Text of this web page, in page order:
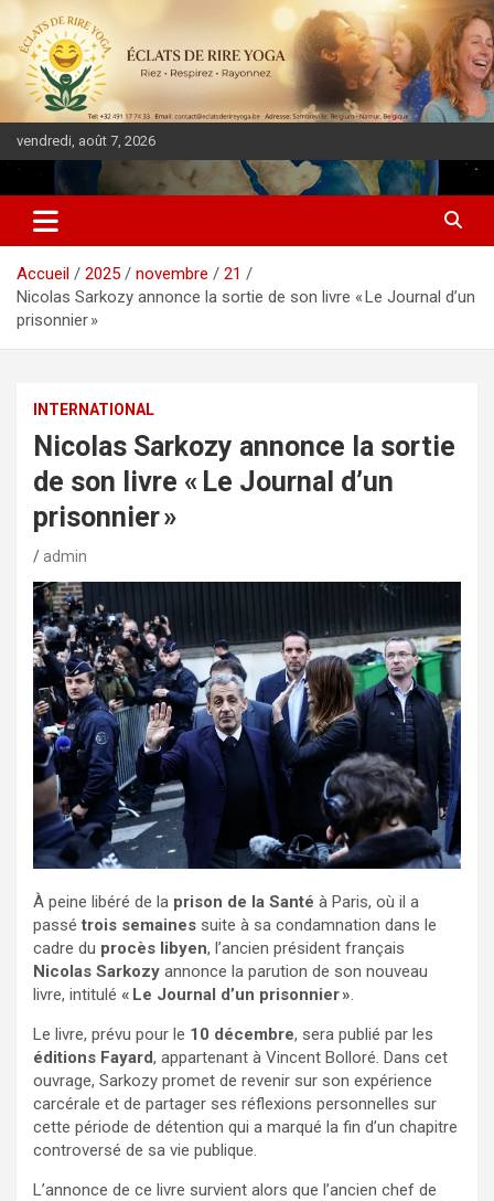
vendredi, août 7, 2026
DIASPORA PULSE
Accueil 2025 novembre
21
Nicolas Sarkozy annonce la sortie de son livre « Le Journal d’un
prisonnier »
INTERNATIONAL
Nicolas Sarkozy annonce la sortie
de son livre « Le Journal d’un
prisonnier »
admin
À peine libéré de la prison de la Santé à Paris, où il a
passétrois semaines suite à sa condamnation dans le
cadre du procès libyen, l’ancien président français
Nicolas Sarkozy annonce la parution de son nouveau
livre, intitulé « Le Journal d’un prisonnier »
Le livre, prévu pour le 10 décembre, sera publié par les
éditions Fayard, appartenant à Vincent Bolloré. Dans cet
ouvrage, Sarkozy promet de revenir sur son expérience
carcérale et de partager ses réflexions personnelles sur
cette période de détention qui a marqué la fin d’un chapitre
controversé de sa vie publique.
L’annonce de ce livre survient alors que l’ancien chef de